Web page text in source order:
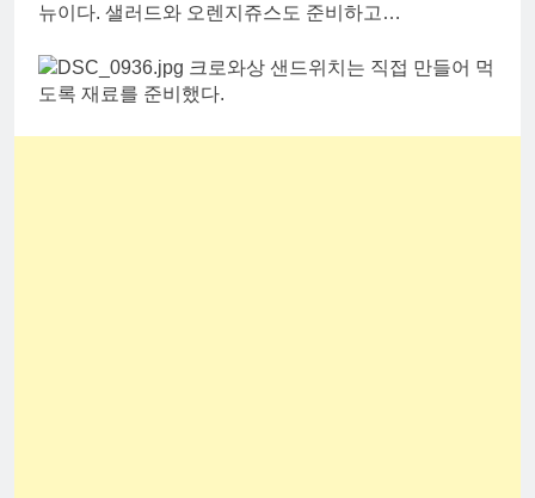
뉴이다. 샐러드와 오렌지쥬스도 준비하고…
크로와상 샌드위치는 직접 만들어 먹
도록 재료를 준비했다.